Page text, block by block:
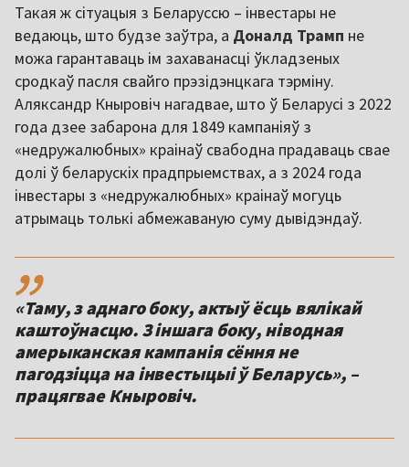
Такая ж сітуацыя з Беларуссю – інвестары не
ведаюць, што будзе заўтра, а Доналд Трамп не
можа гарантаваць ім захаванасці ўкладзеных
сродкаў пасля свайго прэзідэнцкага тэрміну.
Аляксандр Кныровіч нагадвае, што ў Беларусі з 2022
года дзее забарона для 1849 кампаніяў з
«недружалюбных» краінаў свабодна прадаваць свае
долі ў беларускіх прадпрыемствах, а з 2024 года
інвестары з «недружалюбных» краінаў могуць
атрымаць толькі абмежаваную суму дывідэндаў.
,,
«Таму, з аднаго боку, актыў ёсць вялікай
каштоўнасцю. З іншага боку, ніводная
амерыканская кампанія сёння не
пагодзіцца на інвестыцыі ў Беларусь», –
працягвае Кныровіч.